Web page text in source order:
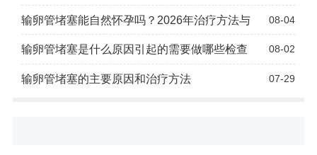
输卵管堵塞能自然怀孕吗？2026年治疗方法与 08-04
输卵管堵塞是什么原因引起的需要做哪些检查 08-02
输卵管堵塞的主要原因和治疗方法 07-29